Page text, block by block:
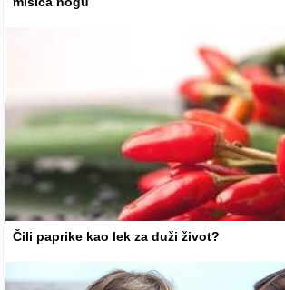
Čili paprike kao lek za duži život?